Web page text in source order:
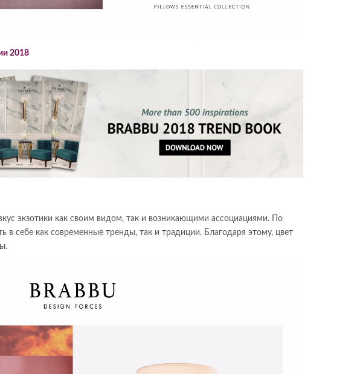
2018
экзотики как своим видом, так и возникающими ассоциациями. По
в себе как современные тренды, так и традиции. Благодаря этому, цвет
.